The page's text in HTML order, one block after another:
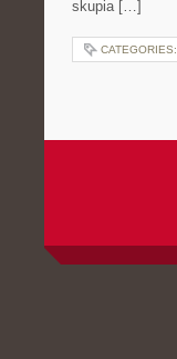
skupia […]
CATEGORIES: